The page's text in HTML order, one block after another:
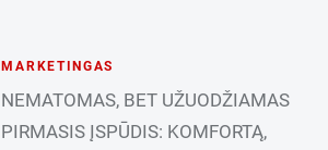
MARKETINGAS
NEMATOMAS, BET UŽUODŽIAMAS
PIRMASIS ĮSPŪDIS: KOMFORTĄ,